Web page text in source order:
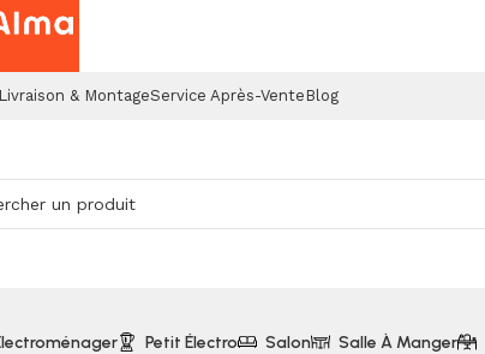
& MontageService Après-Vente Blog
Petit Électro Salon Salle À Manger